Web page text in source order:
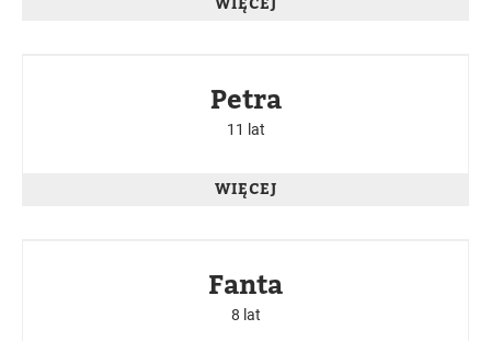
Petra
11 lat
WIĘCEJ
Fanta
8 lat